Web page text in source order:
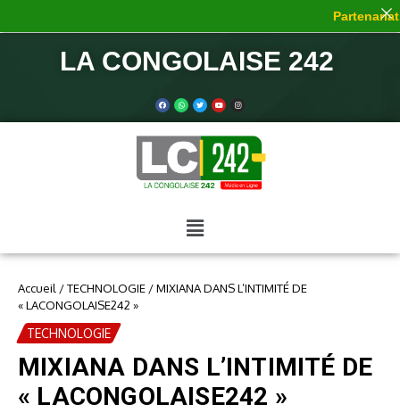
LA CONGOLAISE 242
Accueil /TECHNOLOGIE /MIXIANA DANS L’INTIMITÉ DE
« LACONGOLAISE242 »
TECHNOLOGIE
MIXIANA DANS L’INTIMITÉ DE
« LACONGOLAISE242 »
Partenariat